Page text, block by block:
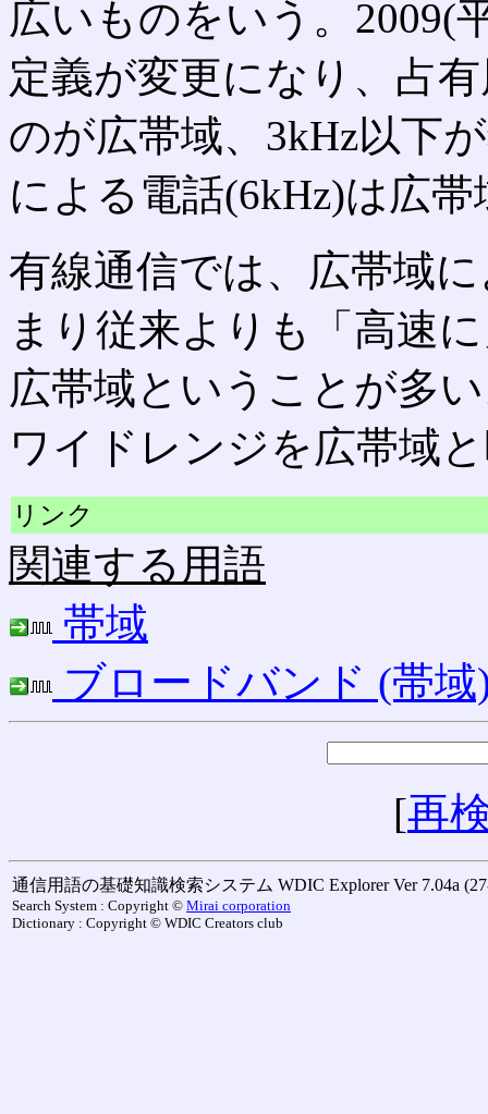
広いものをいう。2009(
定義が変更になり、占
のが広帯域、3kHz以下
による電話(6kHz)は広
有線通信では、広帯域
まり従来よりも「高速
広帯域ということが多
ワイドレンジを広帯域
リンク
関連する用語
帯域
ブロードバンド (帯域
[再
通信用語の基礎知識検索システム WDIC Explorer Ver 7.04a
Search System : Copyright © Mirai corporation
Dictionary : Copyright © WDIC Creators club